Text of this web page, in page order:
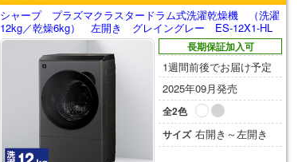
シャープ プラズマクラスタードラム式洗濯乾燥機 （洗濯
12kg／乾燥6kg） 左開き グレイングレー ES-12X1-HL
長期保証加入可
1週間前後でお届け予定
2025年09月発売
全2色
サイズ 右開き～左開き